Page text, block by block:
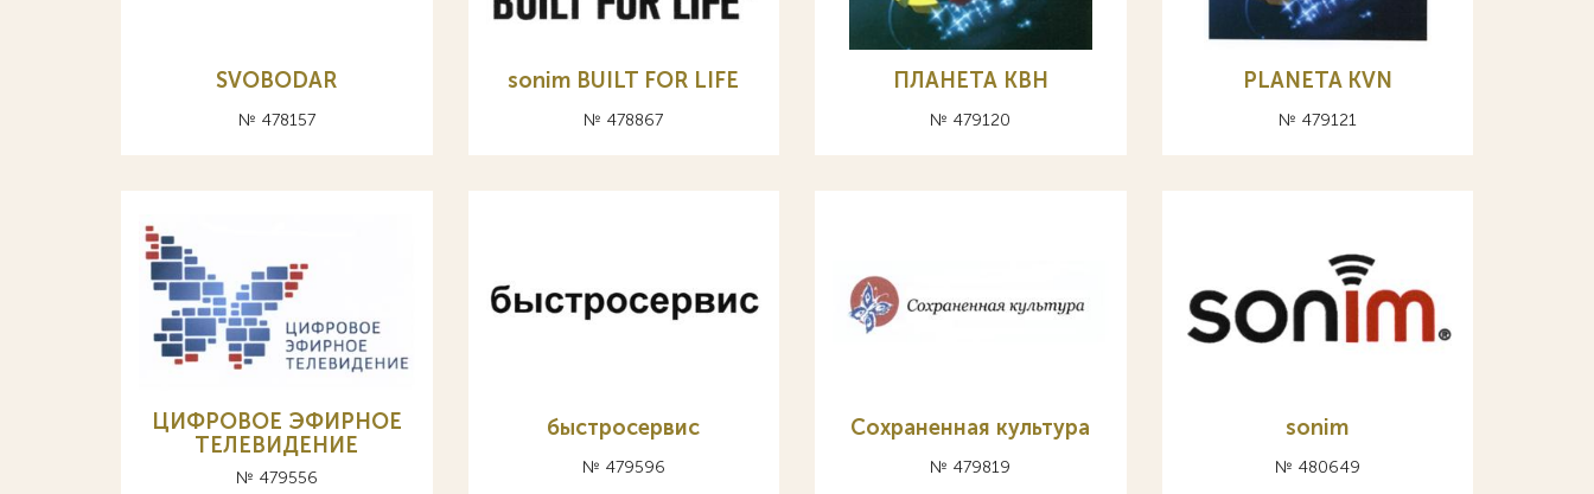
SVOBODAR
№ 478157
sonim BUILT FOR LIFE
№ 478867
ПЛАНЕТА КВН
№ 479120
PLANETA KVN
№ 479121
ЦИФРОВОЕ ЭФИРНОЕ
ТЕЛЕВИДЕНИЕ
№ 479556
быстросервис
№ 479596
Сохраненная культура
№ 479819
sonim
№ 480649